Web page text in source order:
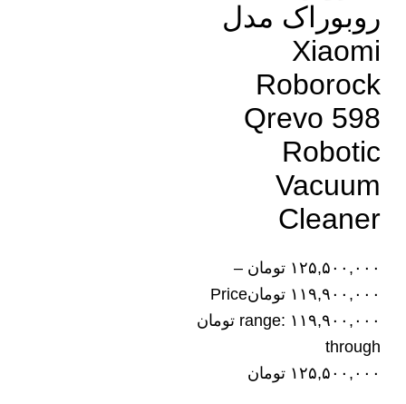
روبوراک مدل
Xiaomi
Roborock
Qrevo 598
Robotic
Vacuum
Cleaner
۱۲۵,۵۰۰,۰۰۰ تومان –
۱۱۹,۹۰۰,۰۰۰ تومانPrice
range: ۱۱۹,۹۰۰,۰۰۰ تومان
through
۱۲۵,۵۰۰,۰۰۰ تومان